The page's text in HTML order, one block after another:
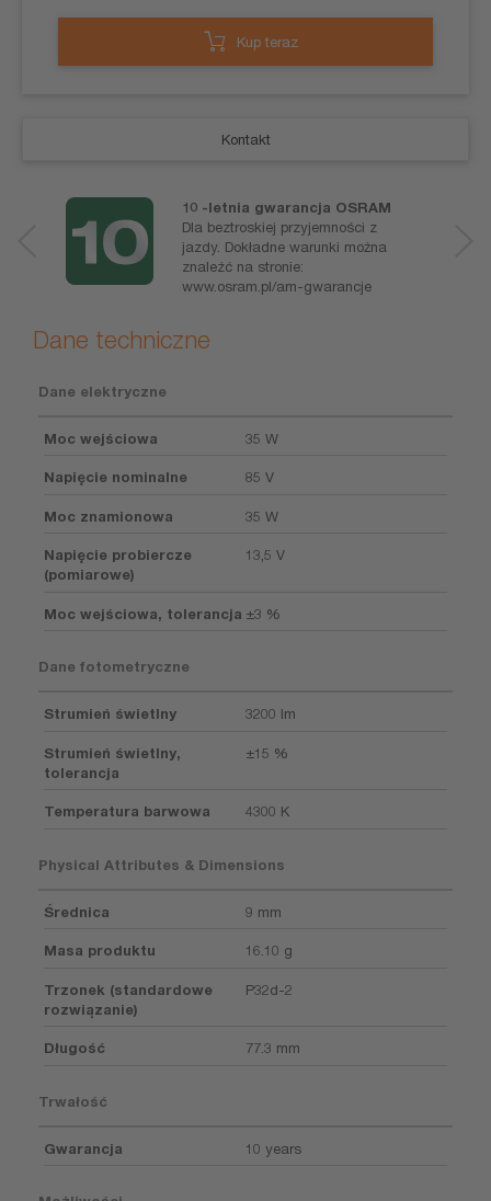
Kup teraz
Kontakt
10 -letnia gwarancja OSRAM
Dla beztroskiej przyjemności z
jazdy. Dokładne warunki można
znaleźć na stronie:
www.osram.pl/am-gwarancje
Dane techniczne
Dane elektryczne
Moc wejściowa 35 W
Napięcie nominalne 85 V
Moc znamionowa 35 W
Napięcie probiercze
(pomiarowe)
13,5 V
Moc wejściowa, tolerancja ±3 %
Dane fotometryczne
Strumień świetlny 3200 lm
Strumień świetlny,
tolerancja
±15 %
Temperatura barwowa 4300 K
Physical Attributes & Dimensions
Średnica 9 mm
Masa produktu 16.10 g
Trzonek (standardowe
rozwiązanie)
P32d-2
Długość 77.3 mm
Trwałość
Gwarancja 10 years